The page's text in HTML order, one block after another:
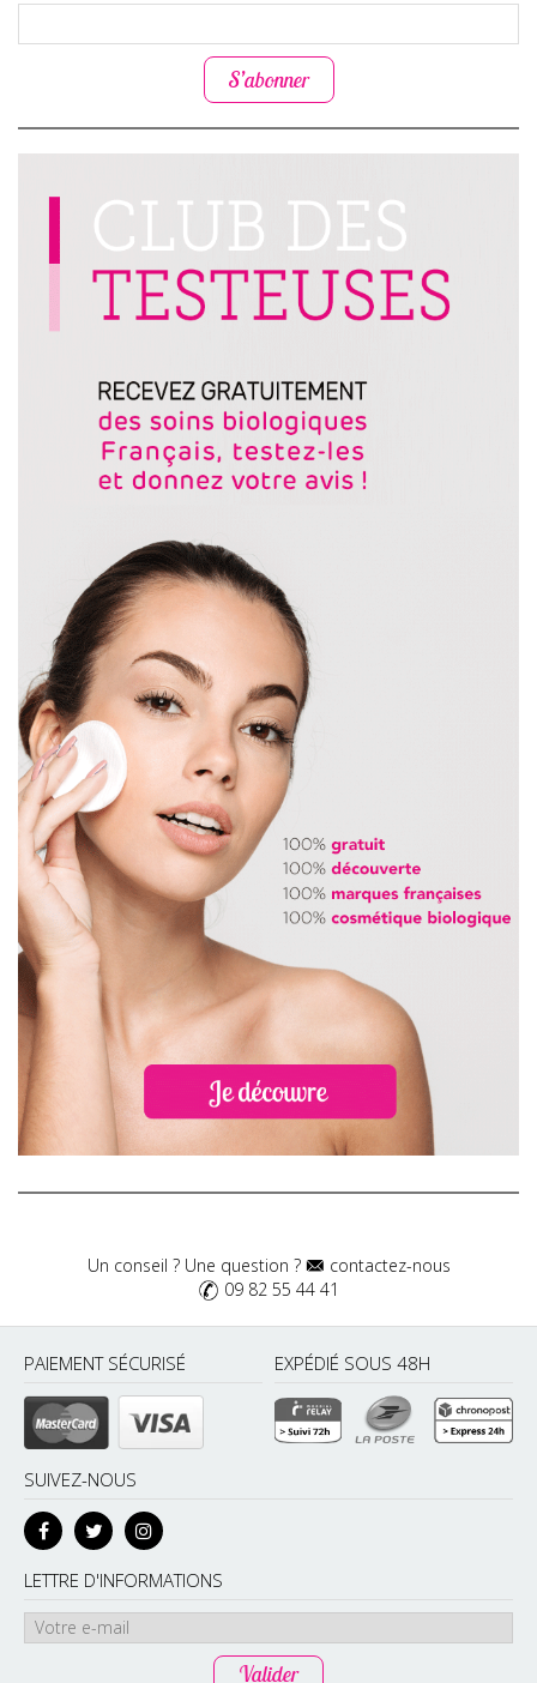
S’abonner
Un conseil ? Une question ?
contactez-nous
09 82 55 44 41
PAIEMENT SÉCURISÉ EXPÉDIÉ SOUS 48H
SUIVEZ-NOUS
LETTRE D'INFORMATIONS